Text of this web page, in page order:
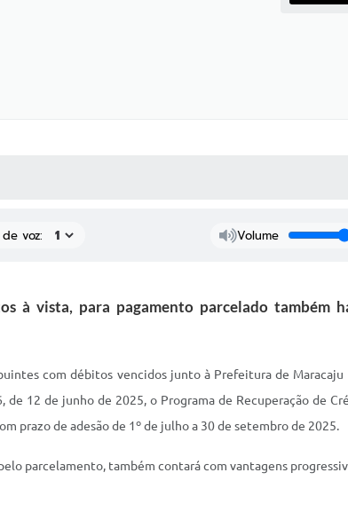
voz: Volume
à vista, para pagamento parcelado também
com débitos vencidos junto à Prefeitura de Maracaju
12 de junho de 2025, o Programa de Recuperação de
prazo de adesão de 1º de julho a 30 de setembro de 2025.
parcelamento, também contará com vantagens